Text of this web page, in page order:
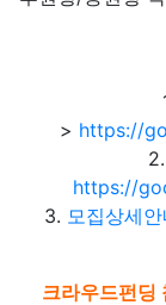
> https://
2.
https://
3. 모집상세
크라우드펀딩